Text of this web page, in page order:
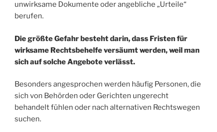
unwirksame Dokumente oder angebliche „Urteile“
berufen.
Die größte Gefahr besteht darin, dass Fristen für
wirksame Rechtsbehelfe versäumt werden, weil man
sich auf solche Angebote verlässt.
Besonders angesprochen werden häufig Personen, die
sich von Behörden oder Gerichten ungerecht
behandelt fühlen oder nach alternativen Rechtswegen
suchen.